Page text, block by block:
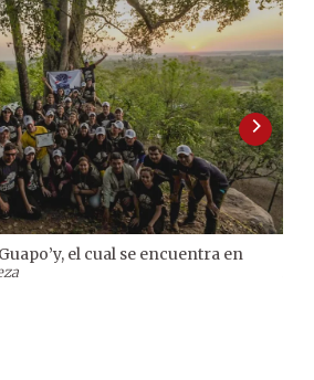
el cual se encuentra en